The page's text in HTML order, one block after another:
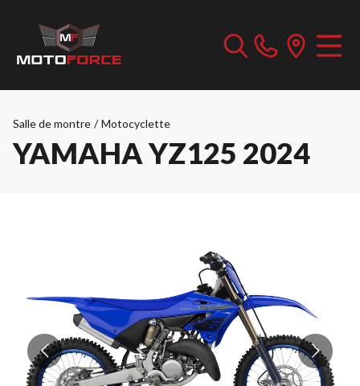
Salle de montre / Motocyclette
YAMAHA YZ125 2024